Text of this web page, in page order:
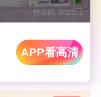
错误码: 042312
APP看高清